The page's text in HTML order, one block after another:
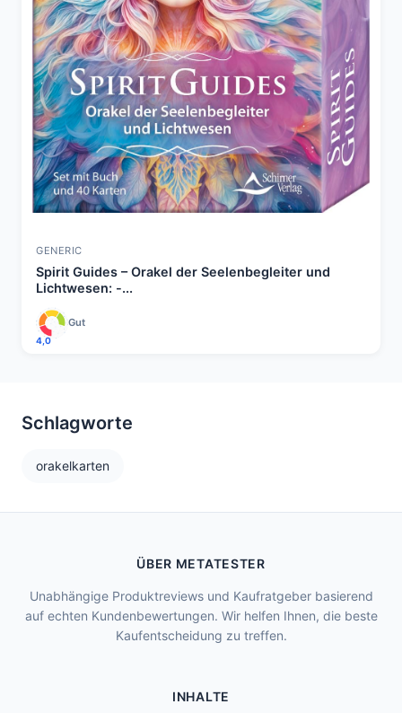
GENERIC
Spirit Guides – Orakel der Seelenbegleiter und
Lichtwesen: -...
4,0
Gut
Schlagworte
orakelkarten
ÜBER METATESTER
Unabhängige Produktreviews und Kaufratgeber basierend
auf echten Kundenbewertungen. Wir helfen Ihnen, die beste
Kaufentscheidung zu treffen.
INHALTE